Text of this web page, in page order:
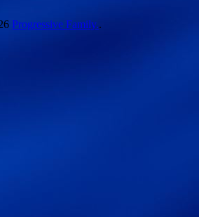
Progressive Family..